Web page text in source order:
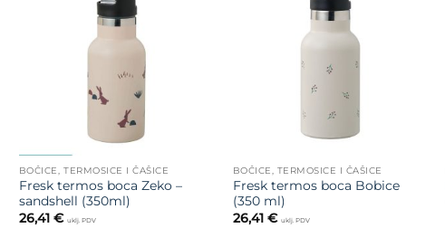
BOČICE, TERMOSICE I ČAŠICE
Fresk termos boca Zeko –
sandshell (350ml)
26,41 € uklj. PDV
BOČICE, TERMOSICE I ČAŠICE
Fresk termos boca Bobice
(350 ml)
26,41 € uklj. PDV